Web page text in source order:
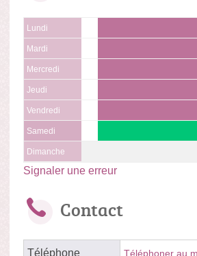
Lundi
Mardi
Mercredi
Jeudi
Vendredi
Samedi
Dimanche
Signaler une erreur
Contact
Téléphone Téléphoner au